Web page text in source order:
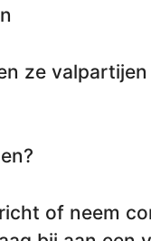
ze valpartijen
of neem